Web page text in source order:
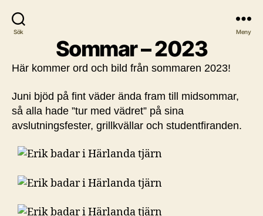
Sök Meny
Sommar – 2023
Här kommer ord och bild från sommaren 2023!
Juni bjöd på fint väder ända fram till midsommar,
så alla hade ”tur med vädret” på sina
avslutningsfester, grillkvällar och studentfiranden.